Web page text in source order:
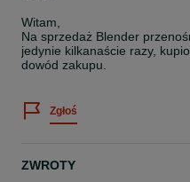
Witam,
Na sprzedaż Blender
jedynie kilkanaście razy,
dowód zakupu.
Zgłoś
ZWROTY